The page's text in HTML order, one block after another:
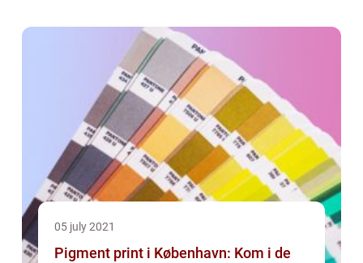
05 july 2021
Pigment print i København: Kom i de